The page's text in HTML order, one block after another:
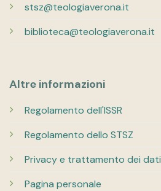
stsz@teologiaverona.it
biblioteca@teologiaverona.it
Altre informazioni
Regolamento dell'ISSR
Regolamento dello STSZ
Privacy e trattamento dei dati
Pagina personale